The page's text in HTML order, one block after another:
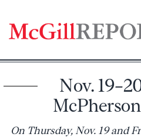
content
Nov.
On Thursday, Nov. 19 and